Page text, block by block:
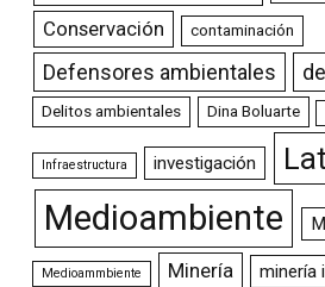
Conservación contaminación
Defensores ambientales
Delitos ambientales Dina Boluarte
Infraestructura investigación
Medioambiente
Medioammbiente Minería minería